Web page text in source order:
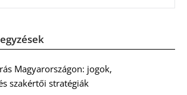
Magyarországon: jogok,
szakértői stratégiák